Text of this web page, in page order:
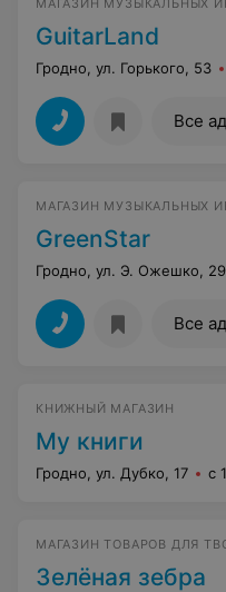
МАГАЗИН МУЗЫКАЛЬНЫХ
GuitarLand
Гродно, ул. Горького, 53
Все
МАГАЗИН МУЗЫКАЛЬНЫХ
GreenStar
Гродно, ул. Э. Ожешко, 29
Все
КНИЖНЫЙ МАГАЗИН
My книги
Гродно, ул. Дубко, 17 с
МАГАЗИН ТОВАРОВ ДЛЯ
Зелёная зебра